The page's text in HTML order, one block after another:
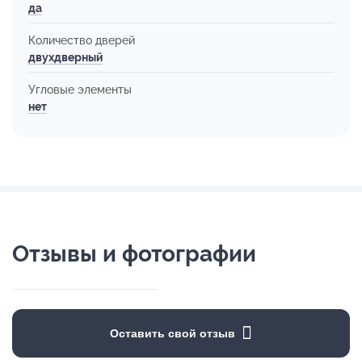
да
Количество дверей
двухдверный
Угловые элементы
нет
Отзывы и фотографии
Оставить свой отзыв